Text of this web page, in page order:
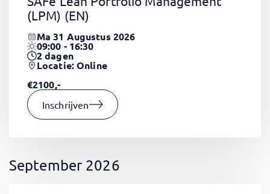
(LPM) (EN)
Ma 31 Augustus 2026
09:00 - 16:30
2dagen
Locatie: Online
€2100,-
Inschrijven
September 2026